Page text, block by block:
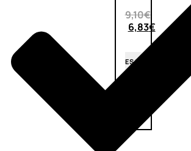
9,10€
6,83€
ESAURITO